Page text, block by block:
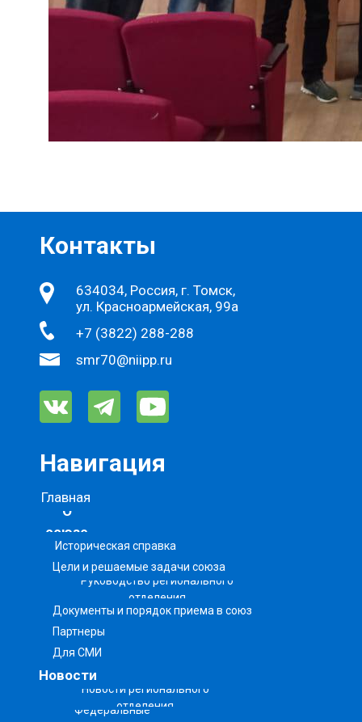
634034, Россия, г. Томск,
ул. Красноармейская, 99а
+7 (3822) 288-288
smr70@niipp.ru
Контакты
О
союзе
Новости
Навигация
Главная
Историческая справка
Цели и решаемые задачи союза
Руководство регионального
отделения
Документы и порядок приема в союз
Партнеры
Для СМИ
Новости регионального
отделения
Федеральные